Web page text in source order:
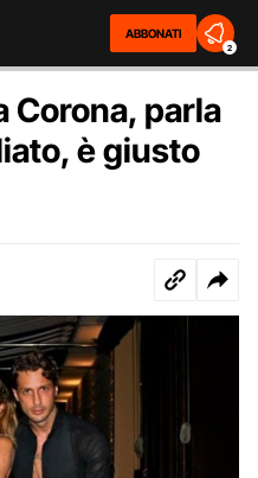
ABBONATI
2
Corona, parla
è giusto